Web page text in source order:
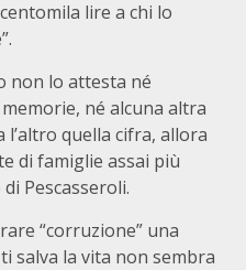
lire a chi lo
non lo attesta né
né alcuna altra
quella cifra, allora
di famiglie assai più
Pescasseroli.
“corruzione” una
salva la vita non sembra